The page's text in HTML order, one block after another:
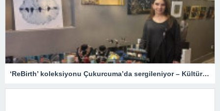
‘ReBirth’ koleksiyonu Çukurcuma’da sergileniyor – Kültür Sanat & Sinema